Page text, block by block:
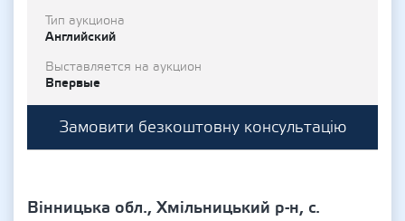
Тип аукциона
Английский
Выставляется на аукцион
Впервые
Замовити безкоштовну консультацію
Вінницька обл., Хмільницький р-н, с.